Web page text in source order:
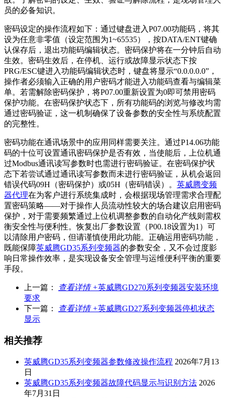
员的必备知识。
密码设定的操作流程如下：通过键盘进入P07.00功能码，将其
设为任意非零值（设定范围为1~65535），按DATA/ENT键确
认保存后，退出功能码编辑状态。密码保护将在一分钟后自动
生效。密码生效后，在停机、运行或故障显示状态下按
PRG/ESC键进入功能码编辑状态时，键盘将显示“0.0.0.0.0”，
操作者必须输入正确的用户密码才能进入功能码查看与编辑菜
单。若需解除密码保护，将P07.00重新设置为0即可禁用密码
保护功能。在密码保护状态下，所有功能码的浏览与修改均需
通过密码验证，这一机制确保了设备参数的安全性与系统配置
的完整性。
密码功能在通讯场景中的应用同样需要关注。通过P14.06功能
码的十位可设置通讯密码保护是否有效，当使能后，上位机通
过Modbus通讯读写参数时也需进行密码验证。在密码保护状
态下若尝试通过通讯读写参数而未进行密码验证，从机会返回
错误代码09H（密码保护）或05H（密码错误）。 英威腾变频
器代理在为客户进行系统集成时，会根据现场管理需求合理配
置密码策略——对于操作人员流动性较大的场合建议启用密码
保护，对于需要频繁通过上位机调整参数的自动化产线则需权
衡安全性与便利性。恢复出厂参数设置（P00.18设置为1）可
以清除用户密码，但请谨慎使用此功能。正确运用密码功能，
既能保障英威腾GD35系列变频器的参数安全，又不会过度影
响日常操作效率，是实现设备安全管理与运维便利平衡的重要
手段。
上一篇： 查看详情 +英威腾GD270系列变频器安装环境
要求
下一篇：
查看详情 +英威腾GD27系列变频器停机状态
显示
相关推荐
英威腾GD35系列变频器参数修改操作流程 2026年7月13
日
英威腾GD35系列变频器故障代码显示与识别方法 2026
年7月31日